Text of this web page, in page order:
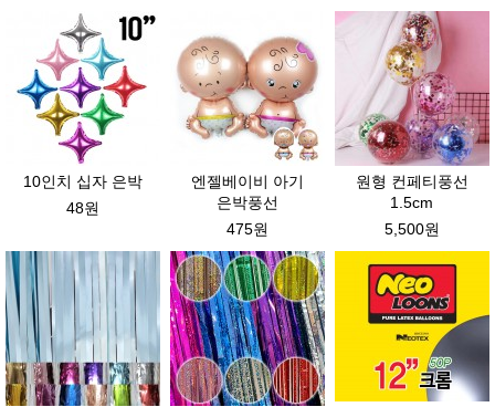
10인치 십자 은박
48원
엔젤베이비 아기
은박풍선
475원
원형 컨페티풍선
1.5cm
5,500원